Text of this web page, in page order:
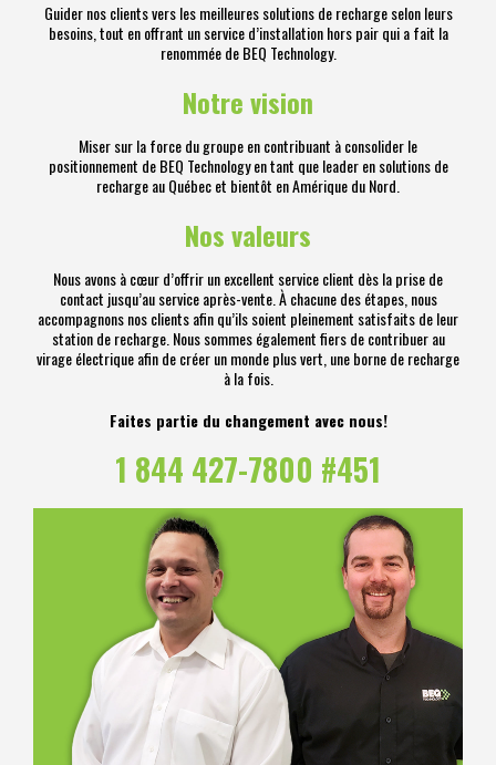
Guider nos clients vers les meilleures solutions de recharge selon leurs
besoins, tout en offrant un service d’installation hors pair qui a fait la
renommée de BEQ Technology.
Notre vision
Miser sur la force du groupe en contribuant à consolider le
positionnement de BEQ Technology en tant que leader en solutions de
recharge au Québec et bientôt en Amérique du Nord.
Nos valeurs
Nous avons à cœur d’offrir un excellent service client dès la prise de
contact jusqu’au service après-vente. À chacune des étapes, nous
accompagnons nos clients afin qu’ils soient pleinement satisfaits de leur
station de recharge. Nous sommes également fiers de contribuer au
virage électrique afin de créer un monde plus vert, une borne de recharge
à la fois.
Faites partie du changement avec nous!
1 844 427-7800 #451